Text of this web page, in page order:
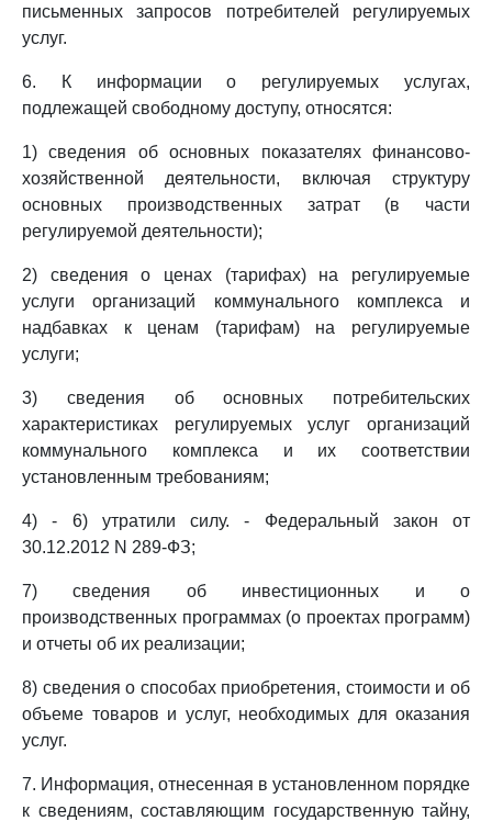
письменных запросов потребителей регулируемых
услуг.
6. К информации о регулируемых услугах,
подлежащей свободному доступу, относятся:
1) сведения об основных показателях финансово-
хозяйственной деятельности, включая структуру
основных производственных затрат (в части
регулируемой деятельности);
2) сведения о ценах (тарифах) на регулируемые
услуги организаций коммунального комплекса и
надбавках к ценам (тарифам) на регулируемые
услуги;
3) сведения об основных потребительских
характеристиках регулируемых услуг организаций
коммунального комплекса и их соответствии
установленным требованиям;
4) - 6) утратили силу. - Федеральный закон от
30.12.2012 N 289-ФЗ;
7) сведения об инвестиционных и о
производственных программах (о проектах программ)
и отчеты об их реализации;
8) сведения о способах приобретения, стоимости и об
объеме товаров и услуг, необходимых для оказания
услуг.
7. Информация, отнесенная в установленном порядке
к сведениям, составляющим государственную тайну,